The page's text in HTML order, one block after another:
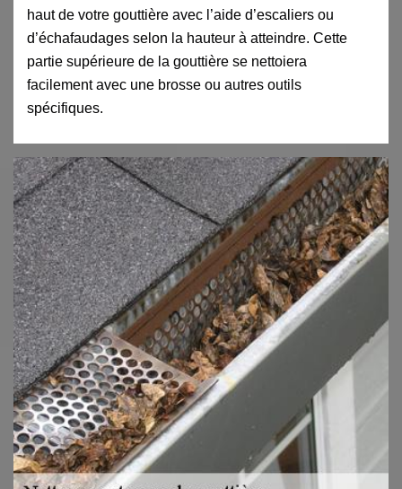
haut de votre gouttière avec l’aide d’escaliers ou
d’échafaudages selon la hauteur à atteindre. Cette
partie supérieure de la gouttière se nettoiera
facilement avec une brosse ou autres outils
spécifiques.